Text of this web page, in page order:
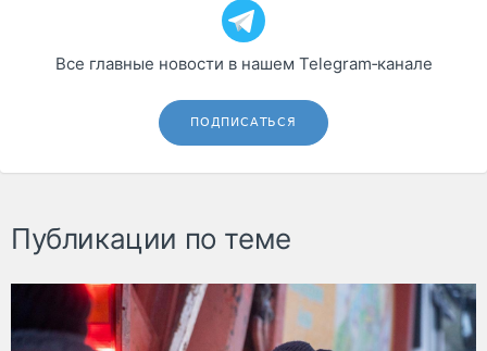
Все главные новости в нашем Telegram‑канале
ПОДПИСАТЬСЯ
Публикации по теме